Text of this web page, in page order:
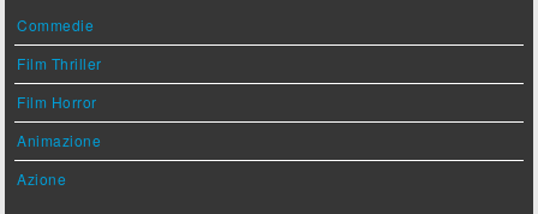
Commedie
Film Thriller
Film Horror
Animazione
Azione